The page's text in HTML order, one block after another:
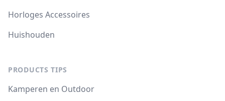
Horloges Accessoires
Huishouden
PRODUCTS TIPS
Kamperen en Outdoor